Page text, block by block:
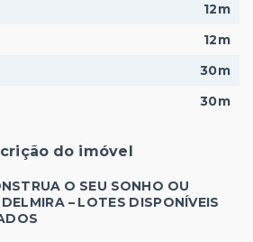
do imóvel
O SEU SONHO OU
– LOTES DISPONÍVEIS
12m
12m
30m
30m